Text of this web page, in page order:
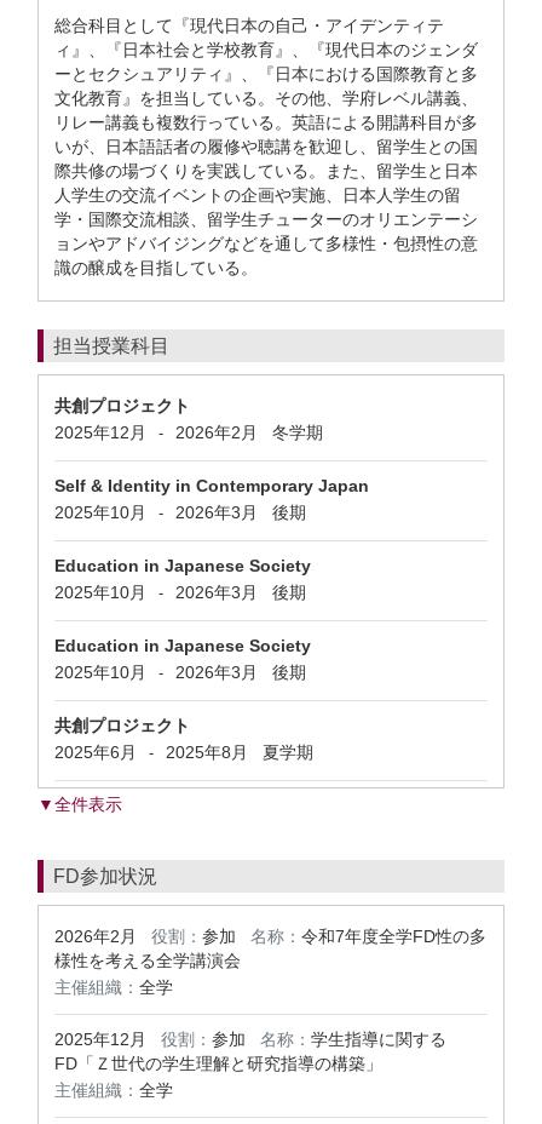
総合科目として『現代日本の自己・アイデンティテ
ィ』、『日本社会と学校教育』、『現代日本のジェンダ
ーとセクシュアリティ』、『日本における国際教育と多
文化教育』を担当している。その他、学府レベル講義、
リレー講義も複数行っている。英語による開講科目が多
いが、日本語話者の履修や聴講を歓迎し、留学生との国
際共修の場づくりを実践している。また、留学生と日本
人学生の交流イベントの企画や実施、日本人学生の留
学・国際交流相談、留学生チューターのオリエンテーシ
ョンやアドバイジングなどを通して多様性・包摂性の意
識の醸成を目指している。
担当授業科目
共創プロジェクト
2025年12月
- 2026年2月 冬学期
Self & Identity in Contemporary Japan
2025年10月
- 2026年3月 後期
Education in Japanese Society
2025年10月
- 2026年3月 後期
Education in Japanese Society
2025年10月
- 2026年3月 後期
共創プロジェクト
2025年6月
- 2025年8月 夏学期
▼全件表示
FD参加状況
2026年2月 役割： 参加 名称： 令和7年度全学FD性の多
様性を考える全学講演会
主催組織： 全学
2025年12月 役割： 参加 名称： 学生指導に関する
FD「Ｚ世代の学生理解と研究指導の構築」
主催組織： 全学